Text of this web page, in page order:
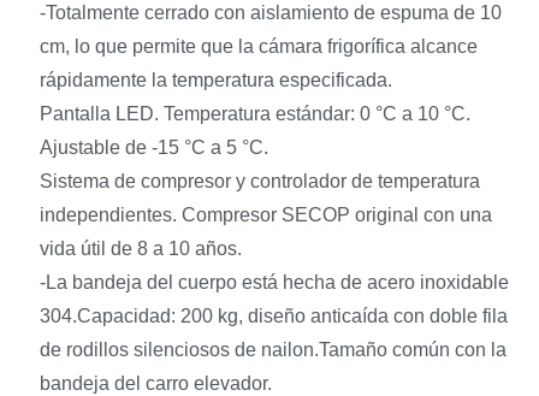
-Totalmente cerrado con aislamiento de espuma de 10
cm, lo que permite que la cámara frigorífica alcance
rápidamente la temperatura especificada.
Pantalla LED. Temperatura estándar: 0 °C a 10 °C.
Ajustable de -15 °C a 5 °C.
Sistema de compresor y controlador de temperatura
independientes. Compresor SECOP original con una
vida útil de 8 a 10 años.
-La bandeja del cuerpo está hecha de acero inoxidable
304.Capacidad: 200 kg, diseño anticaída con doble fila
de rodillos silenciosos de nailon.Tamaño común con la
bandeja del carro elevador.